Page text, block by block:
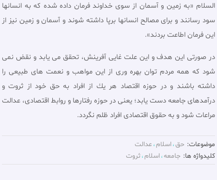
السلام «به زمين و آسمان از سوى خداوند فرمان داده شده كه به انسانها
سود رسانند و براى مصالح انسانها برپا داشته شوند و آسمان و زمين نيز از
اين فرمان اطاعت بردند».
در صورتى اين هدف و اين علت غايى آفرينش، تحقق مى يابد و نقض نمى
شود كه همه مردم توان بهره ورى از اين مواهب و نعمت هاى طبيعى را
داشته باشند و در حوزه اقتصاد هر يك از افراد به حق خود از ثروت و
درآمدهاى جامعه دست يابد؛ يعنى در حوزه رفتارها و روابط اقتصادى، عدالت
مراعات شود و به حقوق اقتصادى افراد ظلم نگردد.
موضوعات: حق اسلام عدالت
کلیدواژه ها: جامعه اسلام ثروت